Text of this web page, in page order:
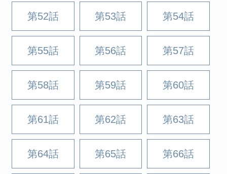
第52話 第53話 第54話
第55話 第56話 第57話
第58話 第59話 第60話
第61話 第62話 第63話
第64話 第65話 第66話